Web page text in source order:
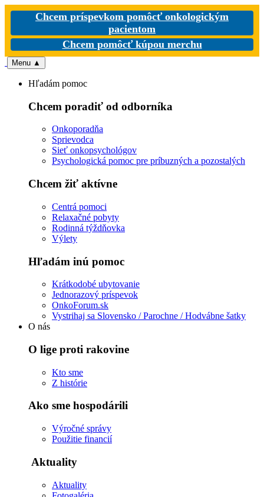
Chcem príspevkom pomôcť onkologickým
pacientom
Chcem pomôcť kúpou merchu
Menu ▲
Hľadám pomoc
Chcem poradiť od odborníka
Onkoporadňa
Sprievodca
Sieť onkopsychológov
Psychologická pomoc pre príbuzných a pozostalých
Chcem žiť aktívne
Centrá pomoci
Relaxačné pobyty
Rodinná týždňovka
Výlety
Hľadám inú pomoc
Krátkodobé ubytovanie
Jednorazový príspevok
OnkoForum.sk
Vystrihaj sa Slovensko / Parochne / Hodvábne šatky
O nás
O lige proti rakovine
Kto sme
Z histórie
Ako sme hospodárili
Výročné správy
Použitie financií
Aktuality
Aktuality